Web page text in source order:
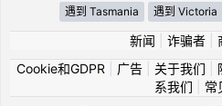
遇到 Tasmania 遇到 Victoria
新闻 诈骗者|
Cookie和GDPR
广告| 关于我们
系我们
常